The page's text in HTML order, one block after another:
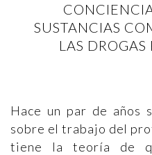
SUSTANCIAS
LAS
Hace un par de años
sobre el trabajo del
tiene la teoría de